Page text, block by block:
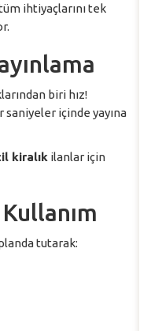
ihtiyaçlarını tek
biri hız!
saniyeler içinde yayına
kiralık ilanlar için
tutarak: